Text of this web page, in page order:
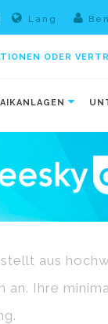
Lang
ODER
aus
an. Ihre